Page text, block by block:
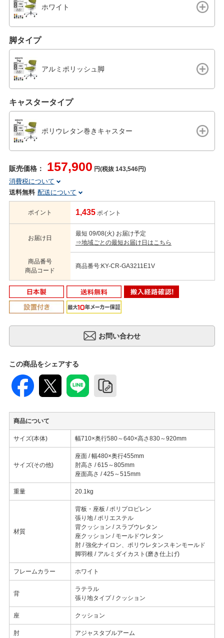
ホワイト
脚タイプ
アルミポリッシュ脚
キャスタータイプ
ポリウレタン巻きキャスター
販売価格： 157,900 円(税抜 143,546円)
消費税について
送料無料 配送について
ポイント 1,435 ポイント
お届け日
最短 09/08(火) お届け予定
⇒地域ごとの最短お届け日はこちら
商品番号
商品コード
商品番号:KY-CR-GA3211E1V
この商品をシェアする
商品について
サイズ(本体) 幅710×奥行580～640×高さ830～920mm
サイズ(その他)
座面 / 幅480×奥行455mm
肘高さ / 615～805mm
座面高さ / 425～515mm
重量 20.1kg
材質
背板・座板 / ポリプロピレン
張り地 / ポリエステル
背クッション / スラブウレタン
座クッション / モールドウレタン
肘 / 強化ナイロン、ポリウレタンスキンモールド
脚羽根 / アルミダイカスト(磨き仕上げ)
フレームカラー ホワイト
背
ラテラル
張り地タイプ / クッション
座 クッション
肘 アジャスタブルアーム